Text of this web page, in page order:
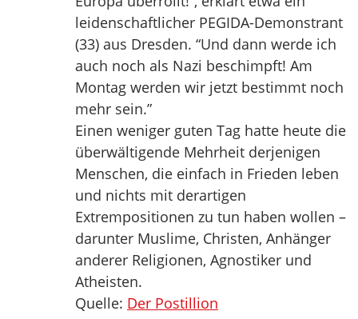
leidenschaftlicher PEGIDA-Demonstrant
(33) aus Dresden. “Und dann werde ich
auch noch als Nazi beschimpft! Am
Montag werden wir jetzt bestimmt noch
mehr sein.”
Einen weniger guten Tag hatte heute die
überwältigende Mehrheit derjenigen
Menschen, die einfach in Frieden leben
und nichts mit derartigen
Extrempositionen zu tun haben wollen –
darunter Muslime, Christen, Anhänger
anderer Religionen, Agnostiker und
Atheisten.
Quelle: Der Postillion